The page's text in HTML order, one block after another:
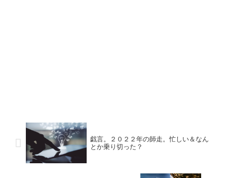
戯言。２０２２年の師走。忙しい＆なん
とか乗り切った？